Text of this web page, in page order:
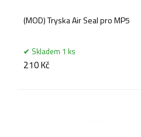
(MOD) Tryska Air Seal pro MP5
Skladem 1 ks
210 Kč